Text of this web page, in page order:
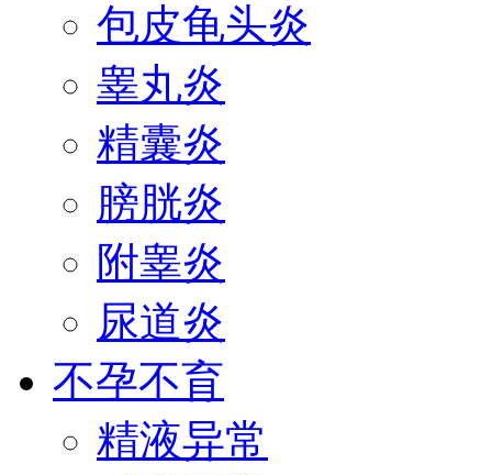
包皮龟头炎
睾丸炎
精囊炎
膀胱炎
附睾炎
尿道炎
不孕不育
精液异常